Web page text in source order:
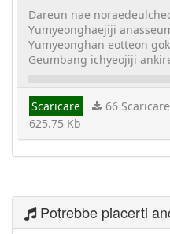
Dareun nae
Yumyeonghaejiji
Yumyeonghan eotteon
Geumbang ichyeojiji
Scaricare 66
625.75 Kb
Potrebbe piacerti